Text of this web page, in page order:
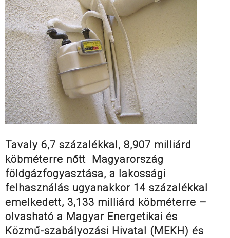
Tavaly 6,7 százalékkal, 8,907 milliárd
köbméterre nőtt Magyarország
földgázfogyasztása, a lakossági
felhasználás ugyanakkor 14 százalékkal
emelkedett, 3,133 milliárd köbméterre –
olvasható a Magyar Energetikai és
Közmű-szabályozási Hivatal (MEKH) és